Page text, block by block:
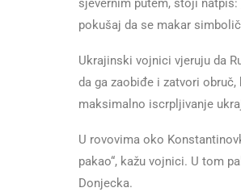
sjevernim putem, stoji natpis:
pokušaj da se makar
Ukrajinski vojnici vjeruju da
da ga zaobiđe i zatvori
maksimalno iscrpljivanje
U rovovima oko
pakao“, kažu vojnici. U tom
Donjecka.